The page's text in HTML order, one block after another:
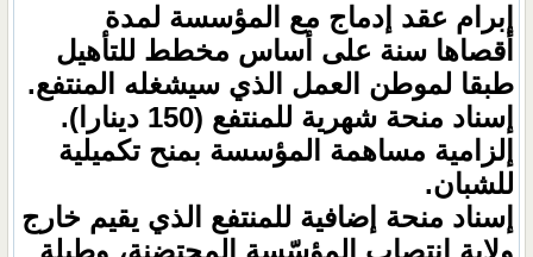
إبرام عقد إدماج مع المؤسسة لمدة
أقصاها سنة على أساس مخطط للتأهيل
طبقا لموطن العمل الذي سيشغله المنتفع.
إسناد منحة شهرية للمنتفع (150 دينارا).
إلزامية مساهمة المؤسسة بمنح تكميلية
للشبان.
إسناد منحة إضافية للمنتفع الذي يقيم خارج
ولاية انتصاب المؤسّسة المحتضنة، وطيلة